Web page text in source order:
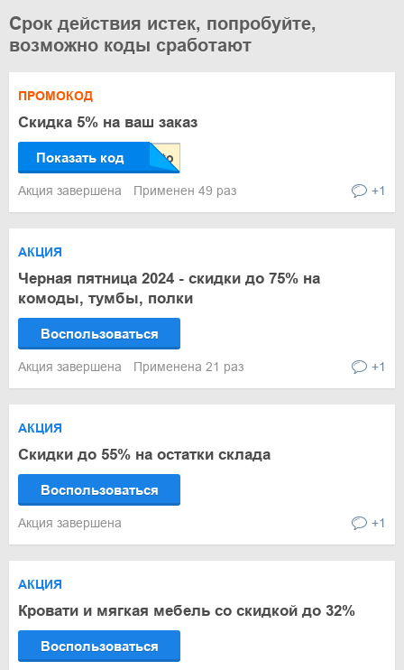
Срок действия истек, попробуйте,
возможно коды сработают
ПРОМОКОД
Скидка 5% на ваш заказ
Показать код
Акция завершена Применен 49 раз +1
АКЦИЯ
Черная пятница 2024 - скидки до 75% на
комоды, тумбы, полки
Воспользоваться
Акция завершена Применена 21 раз +1
АКЦИЯ
Скидки до 55% на остатки склада
Воспользоваться
Акция завершена +1
АКЦИЯ
Кровати и мягкая мебель со скидкой до 32%
Воспользоваться